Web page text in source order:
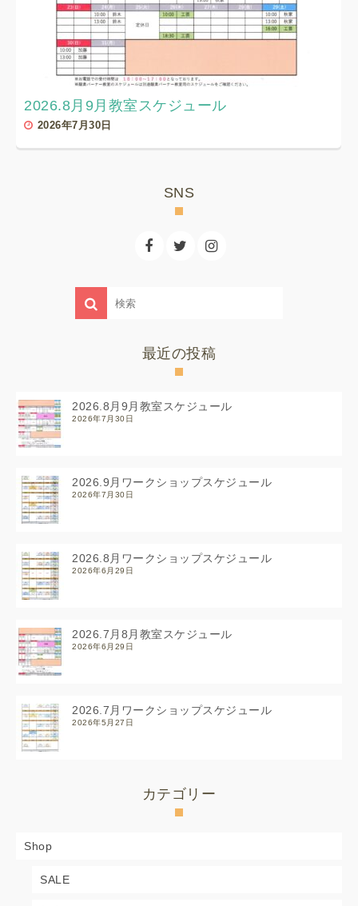
2026.8月9月教室スケジュール
2026年7月30日
SNS
最近の投稿
2026.8月9月教室スケジュール
2026年7月30日
2026.9月ワークショップスケジュール
2026年7月30日
2026.8月ワークショップスケジュール
2026年6月29日
2026.7月8月教室スケジュール
2026年6月29日
2026.7月ワークショップスケジュール
2026年5月27日
カテゴリー
Shop
SALE